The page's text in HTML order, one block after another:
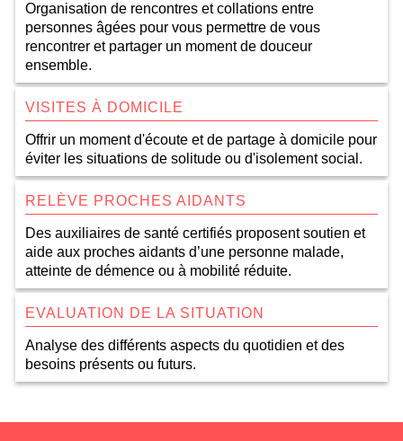
Organisation de rencontres et collations entre
personnes âgées pour vous permettre de vous
rencontrer et partager un moment de douceur
ensemble.
VISITES À DOMICILE
Offrir un moment d'écoute et de partage à domicile pour
éviter les situations de solitude ou d'isolement social.
RELÈVE PROCHES AIDANTS
Des auxiliaires de santé certifiés proposent soutien et
aide aux proches aidants d’une personne malade,
atteinte de démence ou à mobilité réduite.
EVALUATION DE LA SITUATION
Analyse des différents aspects du quotidien et des
besoins présents ou futurs.